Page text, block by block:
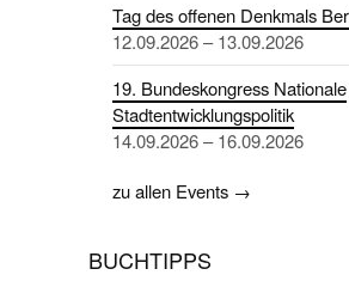
Tag des offenen Denkmals
12.09.2026 – 13.09.2026
19. Bundeskongress Nationale
Stadtentwicklungspolitik
14.09.2026 – 16.09.2026
zu allen Events →
BUCHTIPPS